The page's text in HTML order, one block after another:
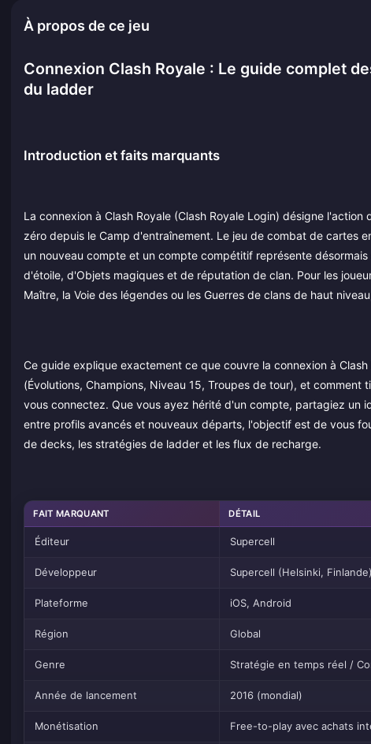
À propos de ce jeu
Connexion Clash Royale : Le guide complet
du ladder
Introduction et faits marquants
La connexion à Clash Royale (Clash Royale Login) désigne
zéro depuis le Camp d'entraînement. Le jeu de combat de cartes
un nouveau compte et un compte compétitif représente
d'étoile, d'Objets magiques et de réputation de clan. Pour les
Maître, la Voie des légendes ou les Guerres de clans de haut
Ce guide explique exactement ce que couvre la connexion à
(Évolutions, Champions, Niveau 15, Troupes de tour), et
vous connectez. Que vous ayez hérité d'un compte, partagiez un
entre profils avancés et nouveaux départs, l'objectif est de vous
de decks, les stratégies de ladder et les flux de recharge.
FAIT MARQUANT DÉTAIL
Éditeur Supercell
Développeur Supercell (Helsinki, Finlande)
Plateforme iOS, Android
Région Global
Genre Stratégie en temps réel /
Année de lancement 2016 (mondial)
Monétisation Free-to-play avec achats